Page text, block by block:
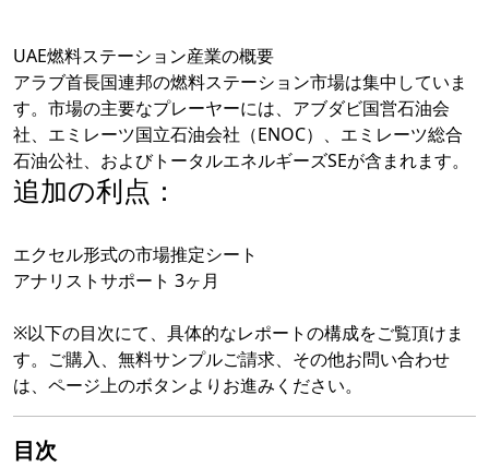
UAE燃料ステーション産業の概要
アラブ首長国連邦の燃料ステーション市場は集中していま
す。市場の主要なプレーヤーには、アブダビ国営石油会
社、エミレーツ国立石油会社（ENOC）、エミレーツ総合
石油公社、およびトータルエネルギーズSEが含まれます。
追加の利点：
エクセル形式の市場推定シート
アナリストサポート 3ヶ月
※以下の目次にて、具体的なレポートの構成をご覧頂けま
す。ご購入、無料サンプルご請求、その他お問い合わせ
は、ページ上のボタンよりお進みください。
目次